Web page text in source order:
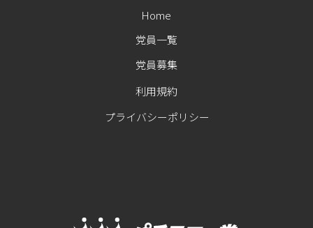
党員一覧
党員募集
利用規約
Home
プライバシーポリシー